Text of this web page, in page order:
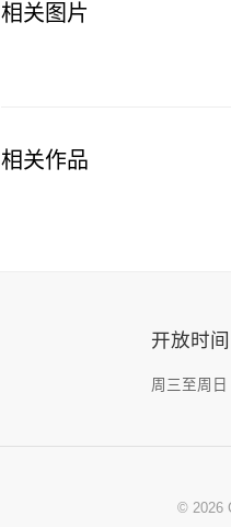
相关图片
相关作品
开放时间
周三至周
© 2026